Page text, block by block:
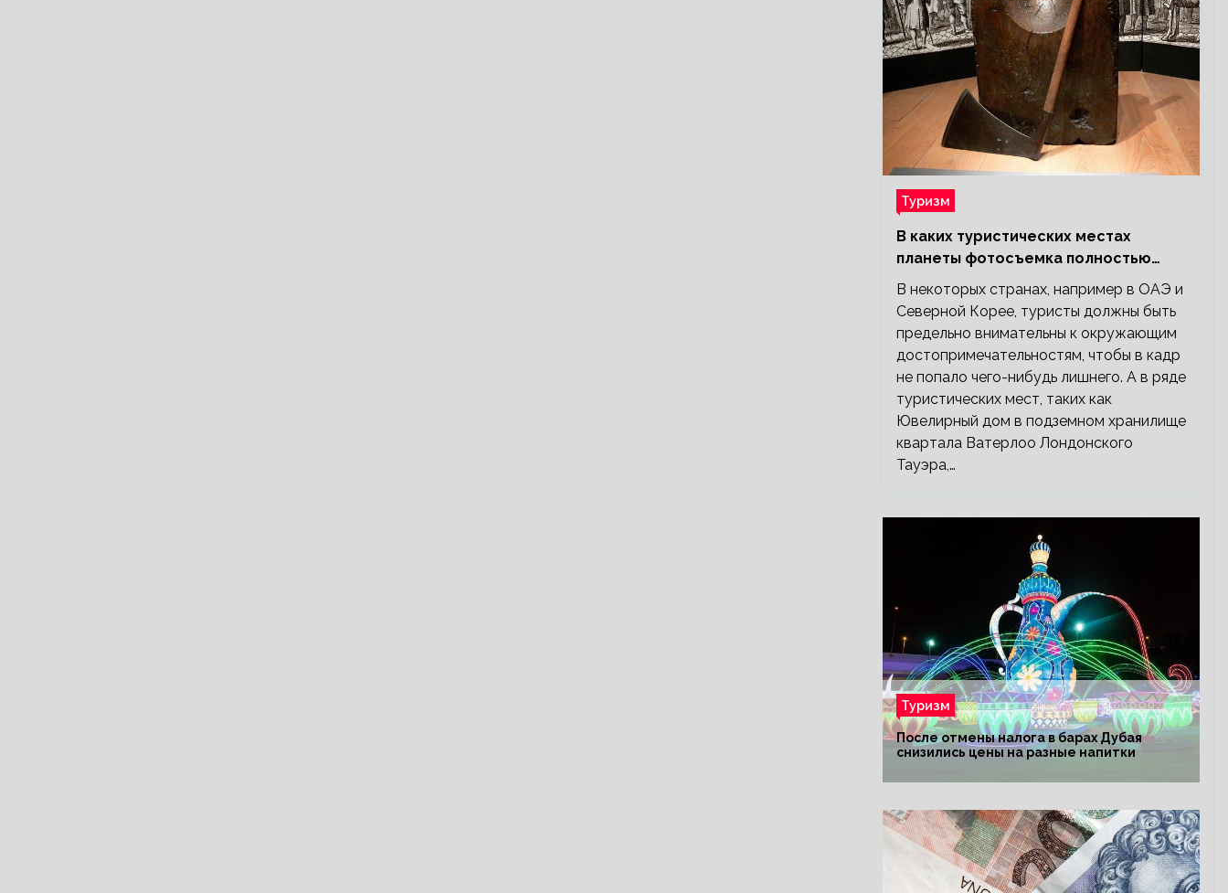
Туризм
В каких туристических местах
планеты фотосъемка полностью
запрещена?
В некоторых странах, например в ОАЭ и
Северной Корее, туристы должны быть
предельно внимательны к окружающим
достопримечательностям, чтобы в кадр
не попало чего-нибудь лишнего. А в ряде
туристических мест, таких как
Ювелирный дом в подземном хранилище
квартала Ватерлоо Лондонского
Тауэра,…
Туризм
После отмены налога в барах Дубая
снизились цены на разные напитки